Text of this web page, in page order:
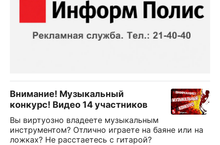
Внимание! Музыкальный
конкурс! Видео 14 участников
Вы виртуозно владеете музыкальным
инструментом? Отлично играете на баяне или на
ложках? Не расстаетесь с гитарой?